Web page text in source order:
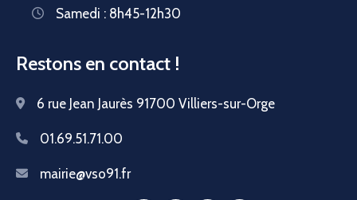
Samedi : 8h45-12h30
Restons en contact !
6 rue Jean Jaurès 91700 Villiers-sur-Orge
01.69.51.71.00
mairie@vso91.fr